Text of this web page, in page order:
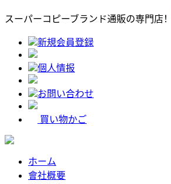
スーパーコピーブランド通販の専門店！
新規会員登録
個人情报
お問い合わせ
買い物かご
ホーム
會社概要